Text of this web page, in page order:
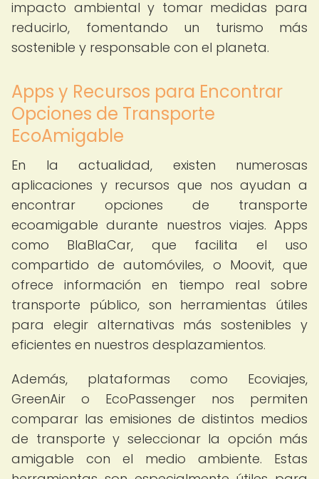
impacto ambiental y tomar medidas para
reducirlo, fomentando un turismo más
sostenible y responsable con el planeta.
Apps y Recursos para Encontrar
Opciones de Transporte
EcoAmigable
En la actualidad, existen numerosas
aplicaciones y recursos que nos ayudan a
encontrar opciones de transporte
ecoamigable durante nuestros viajes. Apps
como BlaBlaCar, que facilita el uso
compartido de automóviles, o Moovit, que
ofrece información en tiempo real sobre
transporte público, son herramientas útiles
para elegir alternativas más sostenibles y
eficientes en nuestros desplazamientos.
Además, plataformas como Ecoviajes,
GreenAir o EcoPassenger nos permiten
comparar las emisiones de distintos medios
de transporte y seleccionar la opción más
amigable con el medio ambiente. Estas